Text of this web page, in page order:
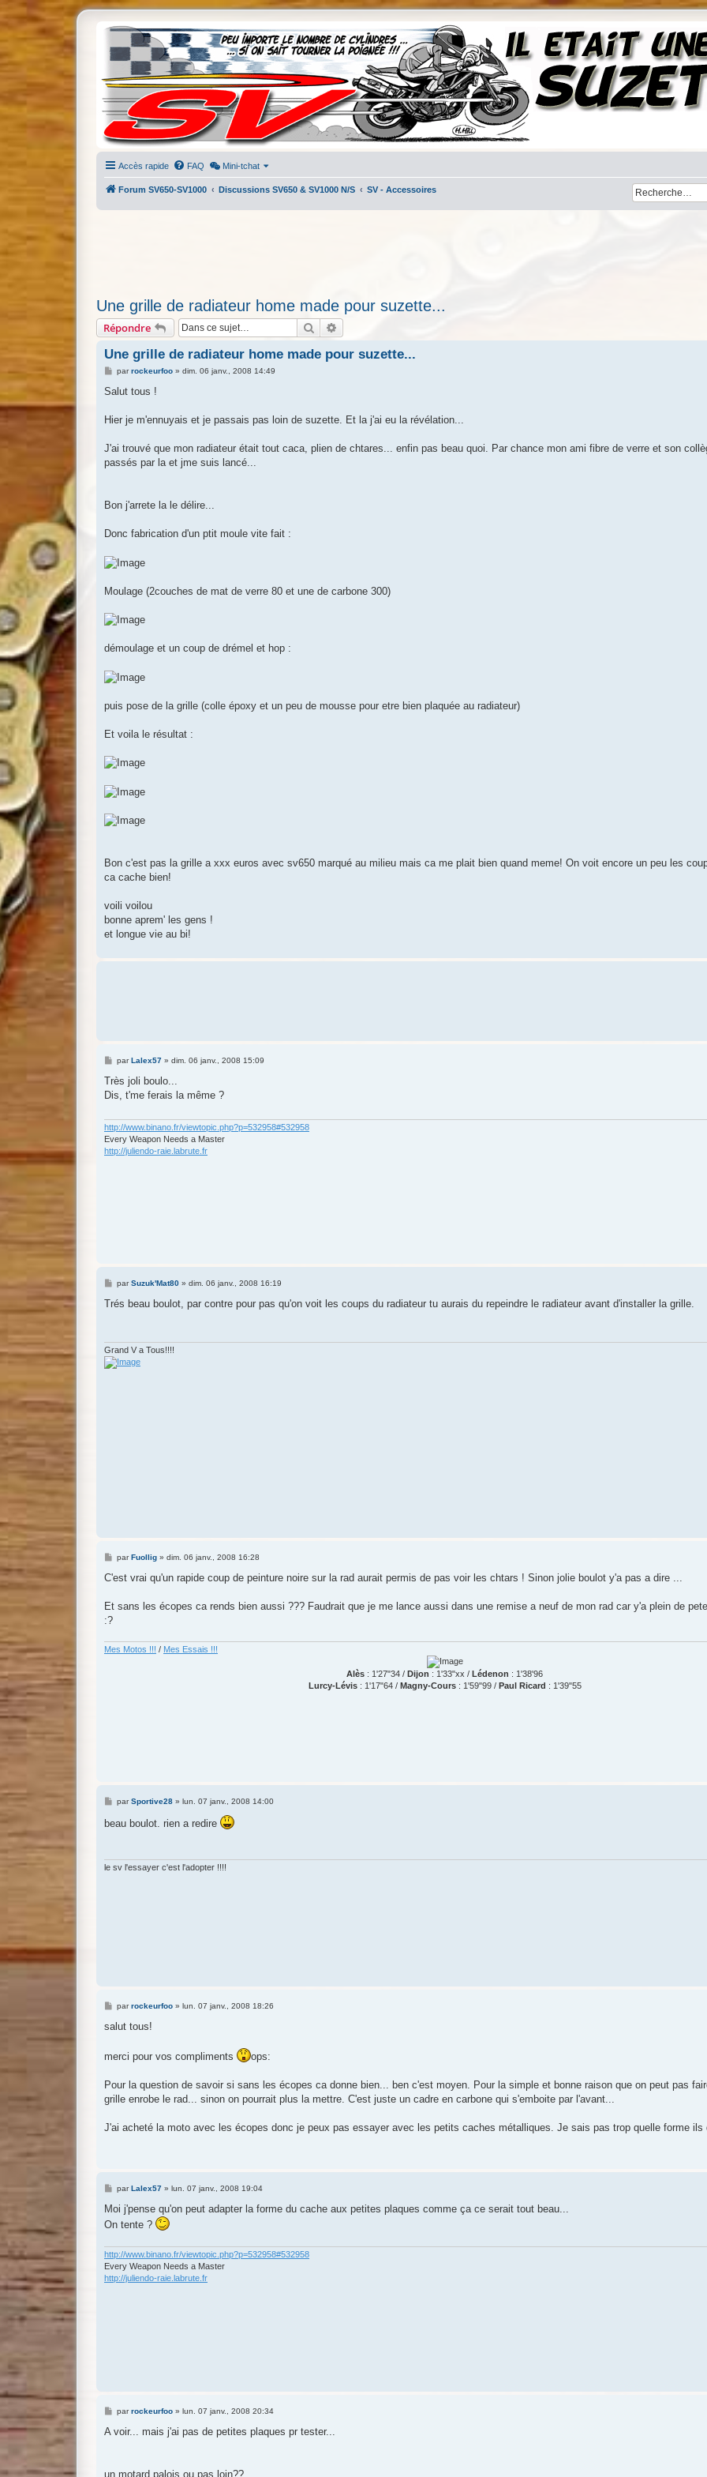
Accès rapide FAQ Mini-tchat
Forum SV650-SV1000 Discussions SV650 & SV1000 N/S SV - Accessoires
Une grille de radiateur home made pour suzette...
Répondre Rechercher
Une grille de radiateur home made pour suzette...
M
s
g
parrockeurfoo» dim. 06 janv., 2008 14:49
Salut tous !
Hier je m'ennuyais et je passais pas loin de suzette. Et la j'ai eu la révélation...
J'ai trouvé que mon radiateur était tout caca, plien de chtares... enfin pas beau quoi. Par chance mon ami fibre de verre et son
passés par la et jme suis lancé...
Bon j'arrete la le délire...
Donc fabrication d'un ptit moule vite fait :
Moulage (2couches de mat de verre 80 et une de carbone 300)
démoulage et un coup de drémel et hop :
puis pose de la grille (colle époxy et un peu de mousse pour etre bien plaquée au radiateur)
Et voila le résultat :
Bon c'est pas la grille a xxx euros avec sv650 marqué au milieu mais ca me plait bien quand meme! On voit encore un peu les
ca cache bien!
voili voilou
bonne aprem' les gens !
et longue vie au bi!
M
s
a
par Lalex57» dim. 06 janv., 2008 15:09
Très joli boulo...
Dis, t'me ferais la même ?
http://www.binano.fr/viewtopic.php?p=532958#532958
Every Weapon Needs a Master
http://juliendo-raie.labrute.fr
M
s
parSuzuk'Mat80» dim. 06 janv., 2008 16:19
Trés beau boulot, par contre pour pas qu'on voit les coups du radiateur tu aurais du repeindre le radiateur avant d'installer la grille.
Grand V a Tous!!!!
M
s
g
parFuollig» dim. 06 janv., 2008 16:28
C'est vrai qu'un rapide coup de peinture noire sur la rad aurait permis de pas voir les chtars ! Sinon jolie boulot y'a pas a dire ...
Et sans les écopes ca rends bien aussi ??? Faudrait que je me lance aussi dans une remise a neuf de mon rad car y'a plein de
:?
Mes Motos !!! / Mes Essais !!!
Alès : 1'27"34 / Dijon : 1'33"xx / Lédenon : 1'38'96
Lurcy-Lévis: 1'17"64 / Magny-Cours: 1'59"99 / Paul Ricard : 1'39"55
M
s
parSportive28» lun. 07 janv., 2008 14:00
beau boulot. rien a redire
le sv l'essayer c'est l'adopter !!!!
M
s
e
parrockeurfoo» lun. 07 janv., 2008 18:26
salut tous!
merci pour vos compliments ops:
Pour la question de savoir si sans les écopes ca donne bien... ben c'est moyen. Pour la simple et bonne raison que on peut pas
grille enrobe le rad... sinon on pourrait plus la mettre. C'est juste un cadre en carbone qui s'emboite par l'avant...
J'ai acheté la moto avec les écopes donc je peux pas essayer avec les petits caches métalliques. Je sais pas trop quelle forme ils
M
s
a
parLalex57» lun. 07 janv., 2008 19:04
Moi j'pense qu'on peut adapter la forme du cache aux petites plaques comme ça ce serait tout beau...
On tente ?
http://www.binano.fr/viewtopic.php?p=532958#532958
Every Weapon Needs a Master
http://juliendo-raie.labrute.fr
M
s
parrockeurfoo» lun. 07 janv., 2008 20:34
A voir... mais j'ai pas de petites plaques pr tester...
un motard palois ou pas loin??